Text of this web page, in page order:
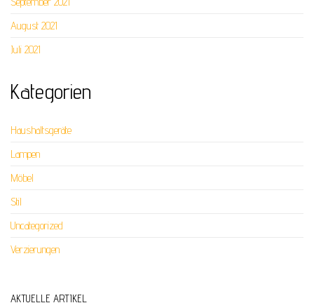
August 2021
Juli 2021
Kategorien
Haushaltsgeräte
Lampen
Möbel
Stil
Uncategorized
Verzierungen
AKTUELLE ARTIKEL